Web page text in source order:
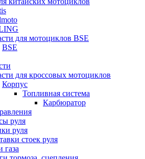
для мотоциклов BSE
BSE
для кроссовых мотоциклов
Корпус
Топливная система
Карбюратор
руля
руля
стоек руля
газа